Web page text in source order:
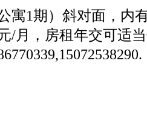
1期）斜对面，内
/月，房租年交可适